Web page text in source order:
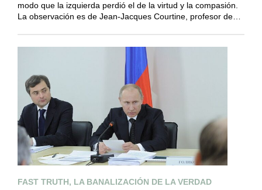
modo que la izquierda perdió el de la virtud y la compasión.
La observación es de Jean-Jacques Courtine, profesor de…
FAST TRUTH, LA BANALIZACIÓN DE LA VERDAD